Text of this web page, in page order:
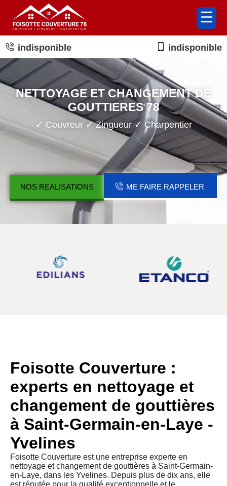
indisponible indisponible
NETTOYAGE ET CHANGEMENT DE
GOUTTIERES 78
✓ Couvreur ✓ Zingueur ✓ Charpentier
NOS REALISATIONS ME FAIRE RAPPELER
Foisotte Couverture :
experts en nettoyage et
changement de gouttières
à Saint-Germain-en-Laye -
Yvelines
Foisotte Couverture est une entreprise experte en
nettoyage et changement de gouttières à Saint-Germain-
en-Laye, dans les Yvelines. Depuis plus de dix ans, elle
est réputée pour la qualité exceptionnelle et le